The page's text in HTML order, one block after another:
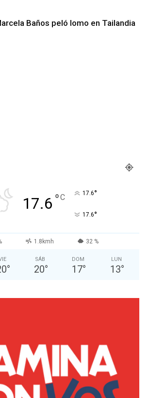
Baños peló lomo en Tailandia
17.6 °C 17.6°
17.6°
1.8kmh 32 %
°
SÁB
20°
DOM
17°
LUN
13°